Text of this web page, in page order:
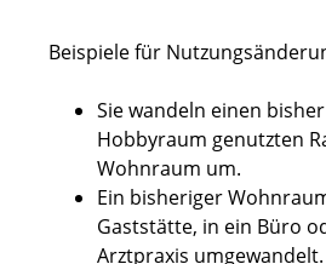
Beispiele für
Sie wandeln einen
Hobbyraum genutzten
Wohnraum um.
Ein bisheriger
Gaststätte, in ein Büro
Arztpraxis umgewandelt.